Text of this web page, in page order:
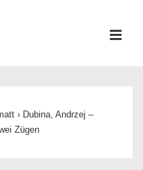
› Dubina, Andrzej –
Zügen